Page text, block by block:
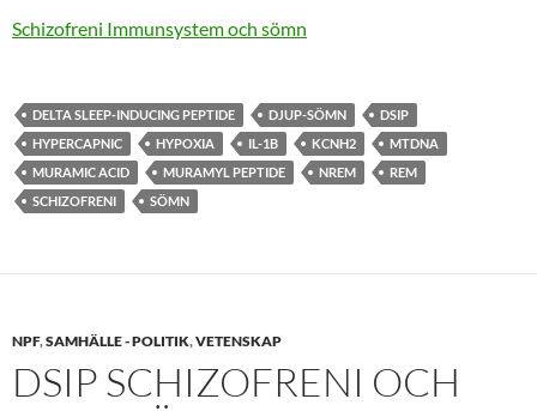
Schizofreni Immunsystem och sömn
DELTA SLEEP-INDUCING PEPTIDE DJUP-SÖMN
DSIP
HYPERCAPNIC
HYPOXIA IL-1B KCNH2
MTDNA
MURAMIC ACID
MURAMYL PEPTIDE NREM
REM
SCHIZOFRENI
SÖMN
NPF,SAMHÄLLE - POLITIK,VETENSKAP
DSIP SCHIZOFRENI OCH